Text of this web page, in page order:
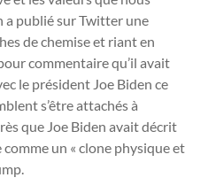
a publié sur Twitter une
de chemise et riant en
commentaire qu’il avait
le président Joe Biden ce
s’être attachés à
que Joe Biden avait décrit
un « clone physique et